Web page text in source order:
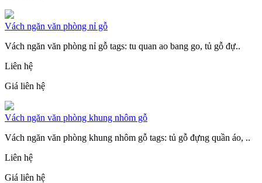
Vách ngăn văn phòng nỉ gỗ
Vách ngăn văn phòng nỉ gỗ tags: tu quan ao bang go, tủ gỗ đự..
Liên hệ
Giá liên hệ
Vách ngăn văn phòng khung nhôm gỗ
Vách ngăn văn phòng khung nhôm gỗ tags: tủ gỗ đựng quần áo, ..
Liên hệ
Giá liên hệ